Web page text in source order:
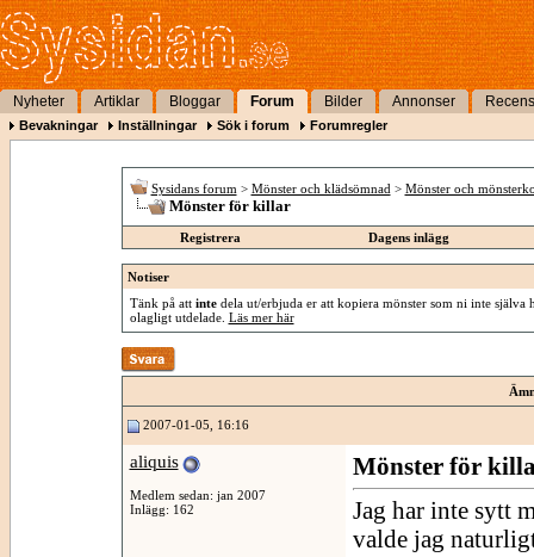
Nyheter Artiklar Bloggar Forum Bilder Annonser
Bevakningar Inställningar Sök i forum Forumregler
Sysidans forum > Mönster och klädsömnad > Mönster och
Mönster för killar
Registrera Dagens inlägg
Notiser
Tänk på att intedela ut/erbjuda er att kopiera mönster som ni inte själva
olagligt utdelade. Läs mer här
2007-01-05, 16:16
aliquis
Medlem sedan: jan 2007
Inlägg: 162
Mönster för
Jag har inte sytt
valde jag